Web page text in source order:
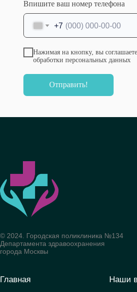
Впишите ваш номер телефона
+7
Нажимая на кнопку, вы
обработки персональных данных
Отправить!
© 2024. Городская поликлиника №134
Департамента здравоохранения
города Москвы
Главная
Наши